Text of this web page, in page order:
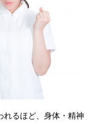
れるほど、身体・精神